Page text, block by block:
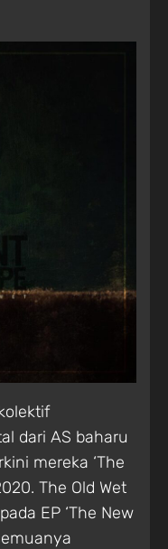
dari AS baharu
mereka ‘The
The Old Wet
EP ‘The New